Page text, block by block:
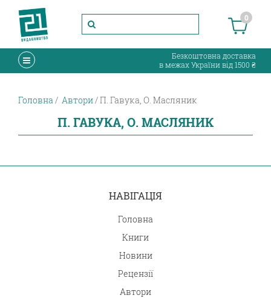
0
Безкоштовна доставка
в межах України від 1500 ₴
Головна Автори П. Гавука, О. Масляник
П. ГАВУКА, О. МАСЛЯНИК
НАВІГАЦІЯ
Головна
Книги
Новини
Рецензії
Автори